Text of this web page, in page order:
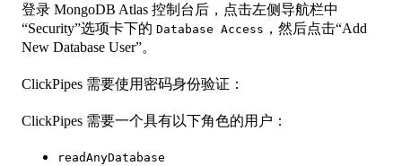
登录 MongoDB Atlas 控制台后，点击左侧导航栏中
“Security”选项卡下的 Database Access ，然后点击“Add
New Database User”。
ClickPipes 需要使用密码身份验证：
ClickPipes 需要一个具有以下角色的用户：
readAnyDatabase